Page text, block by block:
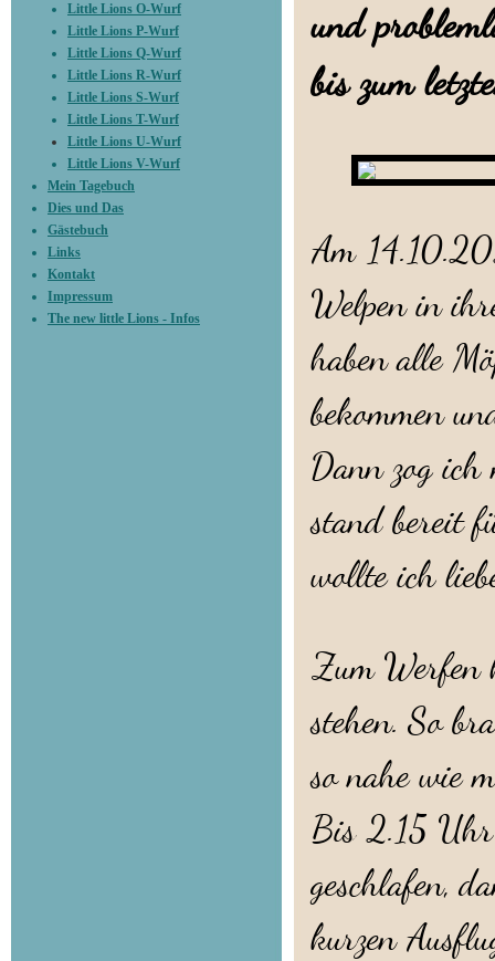
Little Lions O-Wurf
Little Lions P-Wurf
Little Lions Q-Wurf
Little Lions R-Wurf
Little Lions S-Wurf
Little Lions T-Wurf
Little Lions U-Wurf
Little Lions V-Wurf
Mein Tagebuch
Dies und Das
Gästebuch
Links
Kontakt
Impressum
The new little Lions - Infos
und
bis zum
Am
Welpen in
haben alle
bekommen
Dann zog
stand bereit
wollte ich
Zum Werfen
stehen. So
so nahe wie
Bis 2.15 Uhr
geschlafen,
kurzen